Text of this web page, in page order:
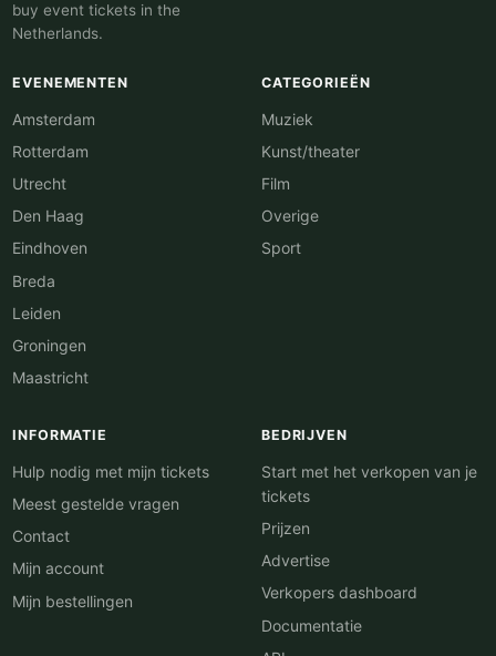
buy event tickets in the
Netherlands.
EVENEMENTEN
Amsterdam
Rotterdam
Utrecht
Den Haag
Eindhoven
Breda
Leiden
Groningen
Maastricht
CATEGORIEËN
Muziek
Kunst/theater
Film
Overige
Sport
INFORMATIE
Hulp nodig met mijn tickets
Meest gestelde vragen
Contact
Mijn account
Mijn bestellingen
BEDRIJVEN
Start met het verkopen van je
tickets
Prijzen
Advertise
Verkopers dashboard
Documentatie